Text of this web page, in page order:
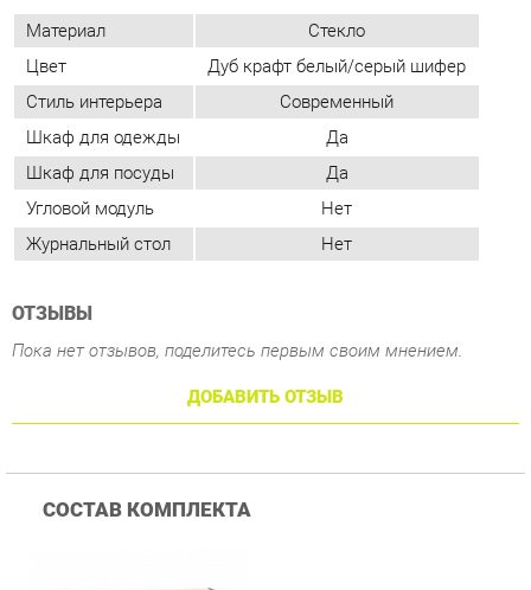
Шкаф для посуды
Да
Угловой модуль
Нет
Журнальный стол
Нет
ОТЗЫВЫ
Пока нет отзывов, поделитесь первым своим мнением.
ДОБАВИТЬ ОТЗЫВ
СОСТАВ КОМПЛЕКТА